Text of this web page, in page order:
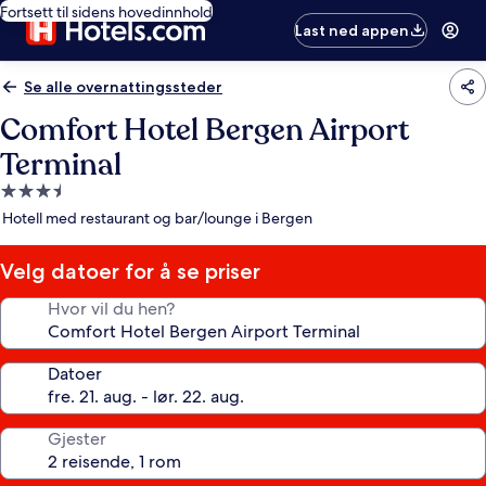
Fortsett til sidens hovedinnhold
Last ned appen
Se alle overnattingssteder
Comfort Hotel Bergen Airport
Terminal
Overnattingssted
med
stjerner
Hotell med restaurant og bar/lounge i Bergen
Velg datoer for å se priser
Hvor vil du hen?
Datoer
Gjester